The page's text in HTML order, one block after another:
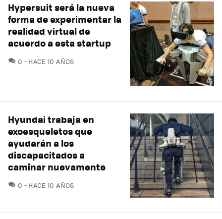
Hypersuit será la nueva
forma de experimentar la
realidad virtual de
acuerdo a esta startup
0 COMENTARIOS
HACE 10 AÑOS
Hyundai trabaja en
exoesqueletos que
ayudarán a los
discapacitados a
caminar nuevamente
0 COMENTARIOS
HACE 10 AÑOS